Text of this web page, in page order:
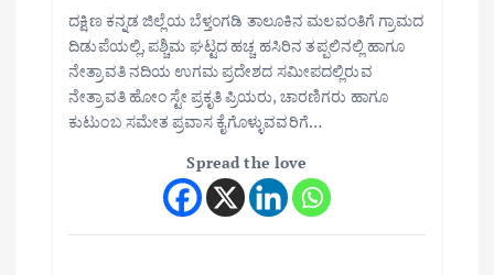
ದಕ್ಷಿಣ ಕನ್ನಡ ಜಿಲ್ಲೆಯ ಬೆಳ್ತಂಗಡಿ ತಾಲೂಕಿನ ಮಲವಂತಿಗೆ ಗ್ರಾಮದ
ದಿಡುಪೆಯಲ್ಲಿ, ಪಶ್ಚಿಮ ಘಟ್ಟದ ಹಚ್ಚ ಹಸಿರಿನ ತಪ್ಪಲಿನಲ್ಲಿ ಹಾಗೂ
ನೇತ್ರಾವತಿ ನದಿಯ ಉಗಮ ಪ್ರದೇಶದ ಸಮೀಪದಲ್ಲಿರುವ
ನೇತ್ರಾವತಿ ಹೋಂ ಸ್ಟೇ ಪ್ರಕೃತಿ ಪ್ರಿಯರು, ಚಾರಣಿಗರು ಹಾಗೂ
ಕುಟುಂಬ ಸಮೇತ ಪ್ರವಾಸ ಕೈಗೊಳ್ಳುವವರಿಗೆ…
Spread the love